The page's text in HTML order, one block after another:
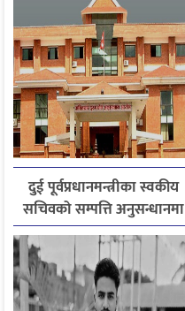
दुई पूर्वप्रधानमन्त्रीका स्वकीय
सचिवको सम्पत्ति अनुसन्धानमा
अख्तियार